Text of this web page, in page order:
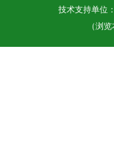
技术支持单位
（浏